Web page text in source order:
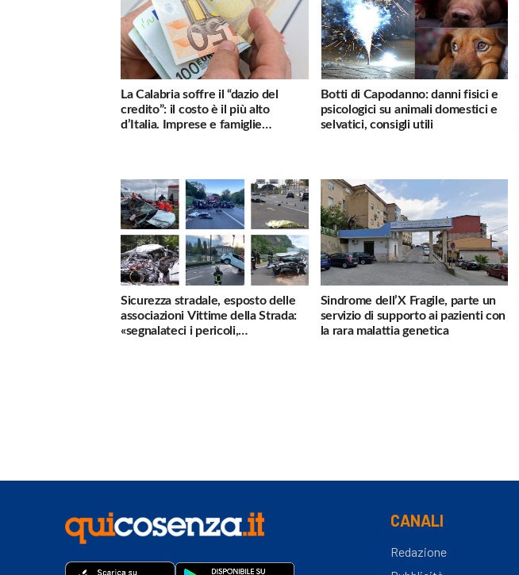
La Calabria soffre il “dazio del
credito”: il costo è il più alto
d’Italia. Imprese e famiglie
Botti di Capodanno: danni fisici e
psicologici su animali domestici e
selvatici, consigli utili
Sicurezza stradale, esposto delle
associazioni Vittime della Strada:
«segnalateci i pericoli,
Sindrome dell’X Fragile, parte un
servizio di supporto ai pazienti con
la rara malattia genetica
CANALI
Redazione